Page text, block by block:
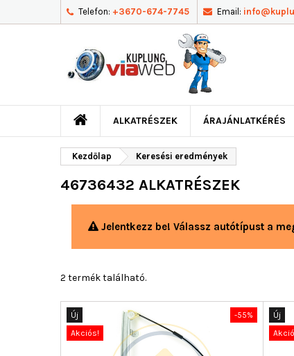
Telefon: +3670-674-7745 Email:
ALKATRÉSZEK ÁRAJÁNLATKÉRÉS
Kezdőlap Keresési eredmények
46736432 ALKATRÉSZEK
Jelentkezz be! Válassz autótípust a
2 termék található.
-55%
Új
Akciós!
Új